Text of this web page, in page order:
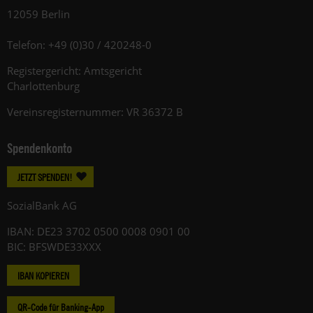
12059 Berlin
Telefon: +49 (0)30 / 420248-0
Registergericht: Amtsgericht
Charlottenburg
Vereinsregisternummer: VR 36372 B
Spendenkonto
JETZT SPENDEN!
SozialBank AG
IBAN: DE23 3702 0500 0008 0901 00
BIC: BFSWDE33XXX
IBAN KOPIEREN
QR-Code für Banking-App